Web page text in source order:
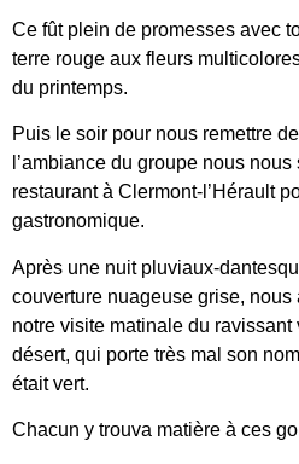
Ce fût plein de promesses avec
terre rouge aux fleurs
du printemps.
Puis le soir pour nous remettre
l’ambiance du groupe nous
restaurant à Clermont-l’Hérault
gastronomique.
Après une nuit pluviaux-
couverture nuageuse grise,
notre visite matinale du
désert, qui porte très mal son
était vert.
Chacun y trouva matière à ces